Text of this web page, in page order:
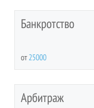
Банкротство
от25000
Арбитраж